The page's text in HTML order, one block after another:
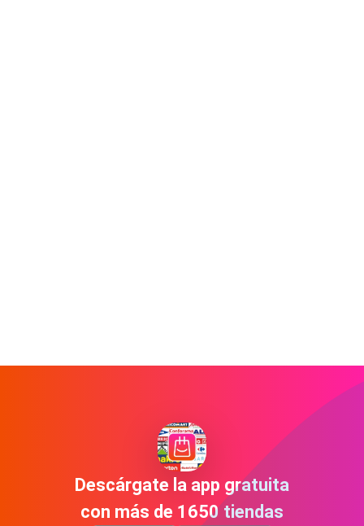
Descárgate la app gratuita
con más de 1650 tiendas